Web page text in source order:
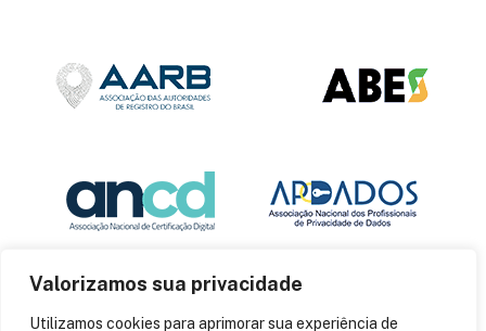
Valorizamos sua privacidade
Utilizamos cookies para aprimorar sua experiência de